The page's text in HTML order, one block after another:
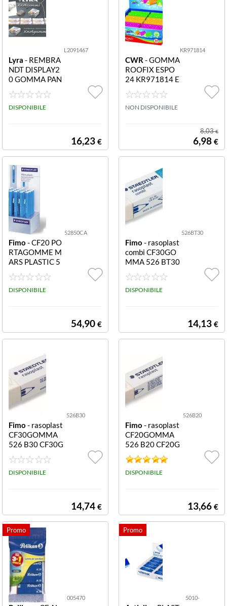
L2091467
Lyra - REMBRA
NDT DISPLAY2
0 GOMMA PAN
E L2091467 DI
SPLAY20 LYRA
GOMMA PANE
DISPONIBILE
16,23 €
KR971814
CWR - GOMMA
ROOFIX ESPO
24 KR971814 E
SPO 24 GOMM
A ROOFIX
NON DISPONIBILE
8,03€
6,98 €
52850CA
Fimo - CF20 PO
RTAGOMME M
ARS PLASTIC 5
2850CA CF20 P
ORTAGOMME
MARS PLASTIC
DISPONIBILE
54,90 €
526BT30
Fimo - rasoplast
combi CF30GO
MMA 526 BT30
Gomma Rasopla
st Combi 526 B
T30 43x19x13
DISPONIBILE
14,13 €
526B30
Fimo - rasoplast
CF30GOMMA
526 B30 CF30G
OMMA RASOP
LAST 43X19X1
3
DISPONIBILE
14,74 €
526B20
Fimo - rasoplast
CF20GOMMA
526 B20 CF20G
OMMA RASOP
LAST
DISPONIBILE
13,66 €
005470 5010-